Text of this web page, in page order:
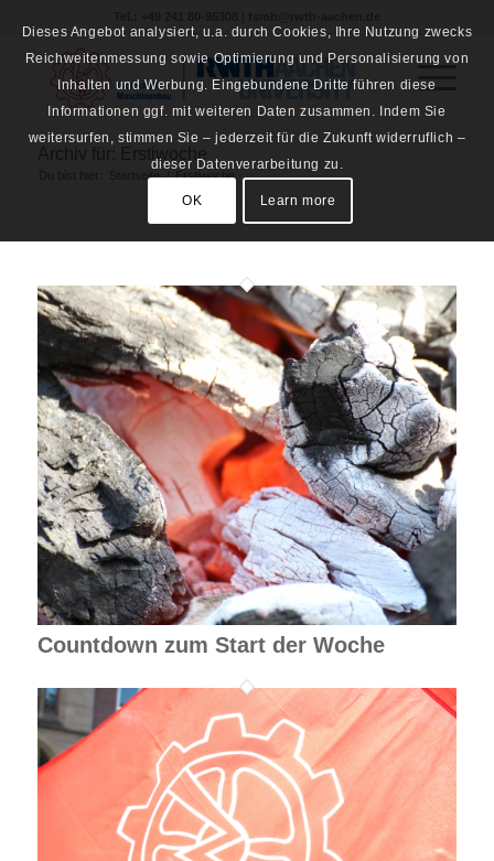
Startseite / Erstiwoche
Countdown zum Start der Woche
Dieses Angebot analysiert, u.a. durch Cookies, Ihre Nutzung zwecks
Reichweitenmessung sowie Optimierung und Personalisierung von
Inhalten und Werbung. Eingebundene Dritte führen diese
Informationen ggf. mit weiteren Daten zusammen. Indem Sie
weitersurfen, stimmen Sie – jederzeit für die Zukunft widerruflich –
dieser Datenverarbeitung zu.
OK Learn more